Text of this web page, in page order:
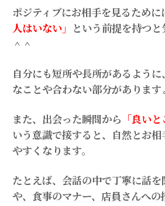
ポジティブにお相手を見るために
人はいない」 という前提を持つ
＾＾
自分にも短所や長所があるよう
なことや合わない部分があります
また、出会った瞬間から 「良い
いう意識で接すると、自然とお
やすくなります。
たとえば、会話の中で丁寧に話
や、食事のマナー、店員さんへの